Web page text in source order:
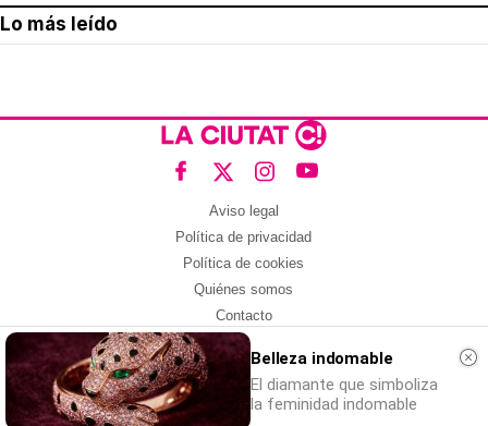
Lo más leído
Aviso legal
Política de privacidad
Política de cookies
Quiénes somos
Contacto
Redes sociales
Con la colaboración de:
Belleza indomable
El diamante que simboliza
la feminidad indomable